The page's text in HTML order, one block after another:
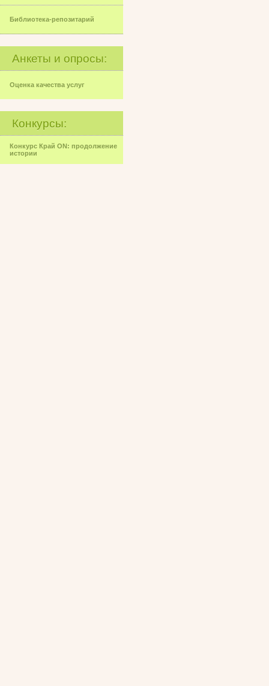
Библиотека-репозитарий
Анкеты и опросы:
Оценка качества услуг
Конкурсы:
Конкурс Край ON: продолжение
истории